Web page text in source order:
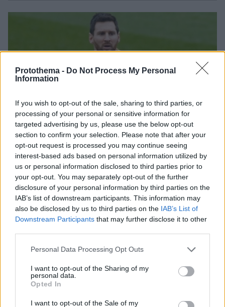
Protothema - Do Not Process My Personal
Information
If you wish to opt-out of the sale, sharing to third parties, or
processing of your personal or sensitive information for
targeted advertising by us, please use the below opt-out
section to confirm your selection. Please note that after your
opt-out request is processed you may continue seeing
interest-based ads based on personal information utilized by
us or personal information disclosed to third parties prior to
your opt-out. You may separately opt-out of the further
disclosure of your personal information by third parties on the
IAB’s list of downstream participants. This information may
also be disclosed by us to third parties on the IAB’s List of
Downstream Participants that may further disclose it to other
Please note that this website/app uses one or more Google
not limited to your visit or usage behaviour. You may click to
grant or deny consent to Google and its third-party tags to
use your data for below specified purposes in below Google
consent section.
Personal Data Processing Opt Outs
I want to opt-out of the Sharing of my
personal data.
Opted In
I want to opt-out of the Sale of my
αιχμές
Η Μπαρτσελόνα εξέδωσε ανακοίνωση με την οποία
εύχεται καλή τύχη στον Μέσι «σεβόμενη την επιλογή
του να παίξει σε ένα πρωτάθλημα με λιγότερες
απαιτήσεις»
08.06.2023, 00:01 1